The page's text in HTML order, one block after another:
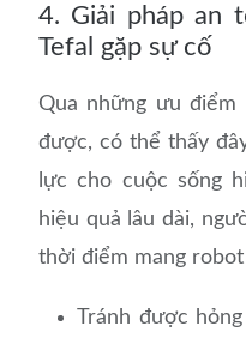
4. Giải pháp an
Tefal gặp sự cố
Qua những ưu điểm
được, có thể thấy
lực cho cuộc sống
hiệu quả lâu dài,
thời điểm mang
Tránh được